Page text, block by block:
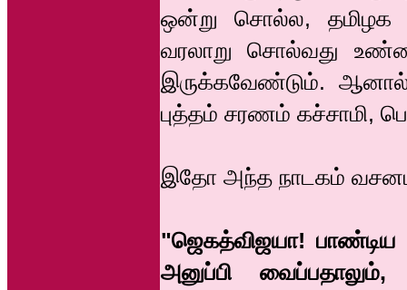
ஒன்று சொல்ல, தமிழக
வரலாறு சொல்வது
இருக்கவேண்டும்.
புத்தம் சரணம் கச்சாமி,
இதோ அந்த நாடகம்
"ஜெகத்விஜயா! பாண்டிய
அனுப்பி